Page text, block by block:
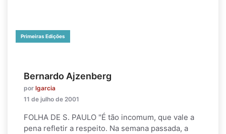
Primeiras Edições
Bernardo Ajzenberg
por lgarcia
11 de julho de 2001
FOLHA DE S. PAULO "É tão incomum, que vale a
pena refletir a respeito. Na semana passada, a